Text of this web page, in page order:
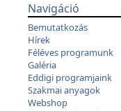
Navigáció
Bemutatkozás
Hírek
Féléves programunk
Galéria
Eddigi programjaink
Szakmai anyagok
Webshop